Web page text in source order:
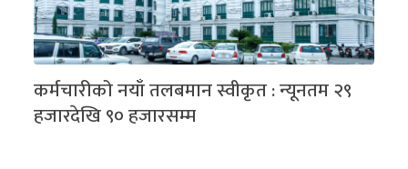
कर्मचारीको नयाँ तलबमान स्वीकृत : न्यूनतम २९
हजारदेखि ९० हजारसम्म